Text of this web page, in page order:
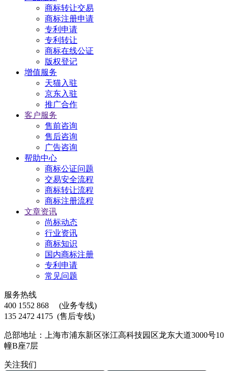
商标转让交易
商标注册申请
专利申请
专利转让
商标在线公证
版权登记
增值服务
天猫入驻
京东入驻
推广合作
客户服务
售前咨询
售后咨询
广告咨询
帮助中心
商标公证问题
交易安全流程
商标转让流程
商标注册流程
文章资讯
尚标动态
行业资讯
商标知识
国内商标注册
专利申请
常见问题
服务热线
400 1552 868
(业务专线)
135 2472 4175 (售后专线)
总部地址：上海市浦东新区张江高科技园区龙东大道3000号10
幢B座7层
关注我们